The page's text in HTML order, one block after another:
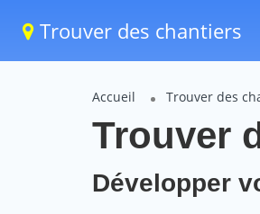
Trouver des chantiers
Accueil Trouver des
Trouver
Développer